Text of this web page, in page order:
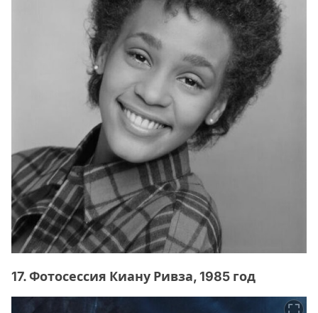
17. Фотосессия Киану Ривза, 1985 год